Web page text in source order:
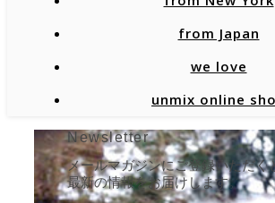
from Japan
we love
unmix online
Newsletter
メールマガジンにご登録いただく
最新の情報をお届けします。